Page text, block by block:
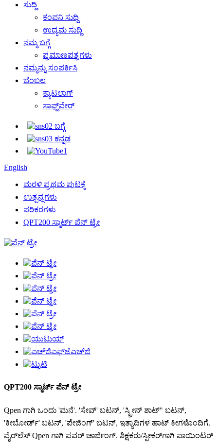
ಸುದ್ದಿ
ಕಂಪನಿ ಸುದ್ದಿ
ಉದ್ಯಮ ಸುದ್ದಿ
ನಮ್ಮ ಬಗ್ಗೆ
ಪ್ರಮಾಣಪತ್ರಗಳು
ನಮ್ಮನ್ನು ಸಂಪರ್ಕಿಸಿ
ಬೆಂಬಲ
ಕ್ಯಾಟಲಾಗ್
ಸಾಫ್ಟ್‌ವೇರ್
English
ಮರಳಿ ಪ್ರಥಮ ಪುಟಕ್ಕೆ
ಉತ್ಪನ್ನಗಳು
ಪರಿಕರಗಳು
QPT200 ಸ್ಮಾರ್ಟ್ ಪೆನ್ ಟ್ರೇ
QPT200 ಸ್ಮಾರ್ಟ್ ಪೆನ್ ಟ್ರೇ
Qpen ಗಾಗಿ ಒಂದು 'ಮನೆ'. 'ಸೇವ್' ಬಟನ್, 'ಸ್ಕ್ರೀನ್ ಶಾಟ್" ಬಟನ್,
'ಕೀಬೋರ್ಡ್' ಬಟನ್, 'ಪೇಜಿಂಗ್' ಬಟನ್, ಇತ್ಯಾದಿಗಳ ಹಾಟ್ ಕೀಗಳೊಂದಿಗೆ.
ವೈರ್‌ಲೆಸ್ Qpen ಗಾಗಿ ಪವರ್ ಚಾರ್ಜಿಂಗ್. ಶಿಕ್ಷಕರು/ಸ್ಪೀಕರ್‌ಗಾಗಿ ಪಾಯಿಂಟರ್